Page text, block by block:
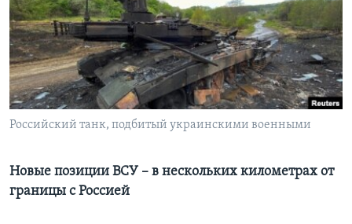
Learning English
СОЦИАЛЬНЫЕ СЕТИ
Российский танк, подбитый украинскими военными
Новые позиции ВСУ – в нескольких километрах от
границы с Россией